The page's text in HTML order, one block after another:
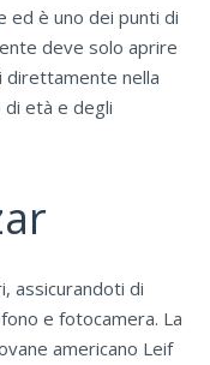
ed è uno dei punti di
deve solo aprire
direttamente nella
di età e degli
assicurandoti di
e fotocamera. La
americano Leif